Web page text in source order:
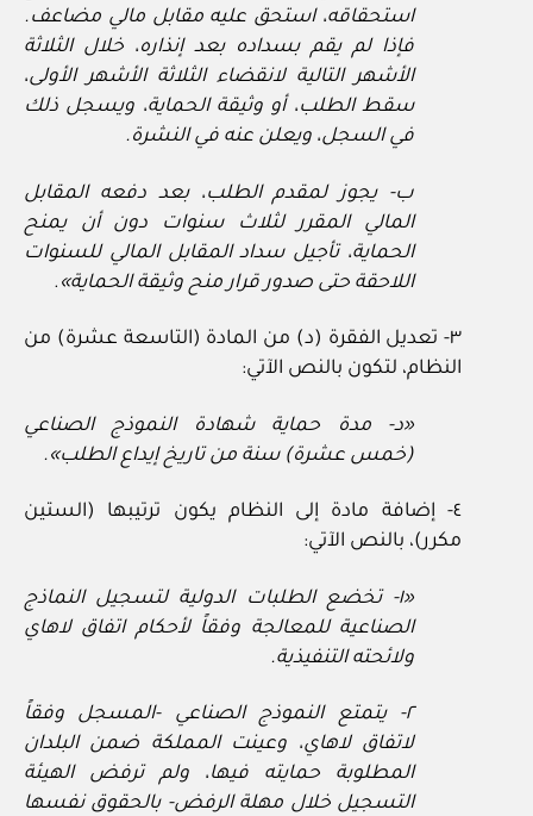
استحقاقه، استحق عليه مقابل مالي مضاعف.
فإذا لم يقم بسداده بعد إنذاره، خلال الثلاثة
الأشهر التالية لانقضاء الثلاثة الأشهر الأولى،
سقط الطلب، أو وثيقة الحماية، ويسجل ذلك
في السجل، ويعلن عنه في النشرة.
ب- يجوز لمقدم الطلب، بعد دفعه المقابل
المالي المقرر لثلاث سنوات دون أن يمنح
الحماية، تأجيل سداد المقابل المالي للسنوات
اللاحقة حتى صدور قرار منح وثيقة الحماية» .
٣- تعديل الفقرة (د) من المادة (التاسعة عشرة) من
النظام، لتكون بالنص الآتي:
«د- مدة حماية شهادة النموذج الصناعي
(خمس عشرة) سنة من تاريخ إيداع الطلب».
٤- إضافة مادة إلى النظام يكون ترتيبها (الستين
مكرر)، بالنص الآتي:
«١- تخضع الطلبات الدولية لتسجيل النماذج
الصناعية للمعالجة وفقاً لأحكام اتفاق لاهاي
ولائحته التنفيذية.
٢- يتمتع النموذج الصناعي -المسجل وفقاً
لاتفاق لاهاي، وعينت المملكة ضمن البلدان
المطلوبة حمايته فيها، ولم ترفض الهيئة
التسجيل خلال مهلة الرفض- بالحقوق نفسها